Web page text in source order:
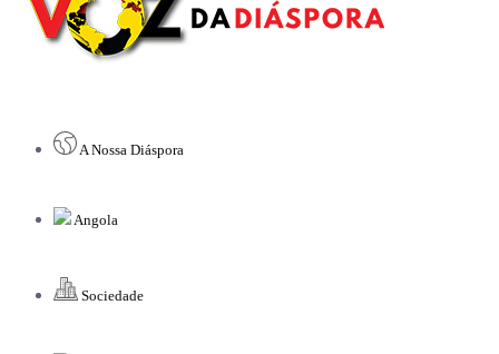
A Nossa Diáspora
Angola
Sociedade